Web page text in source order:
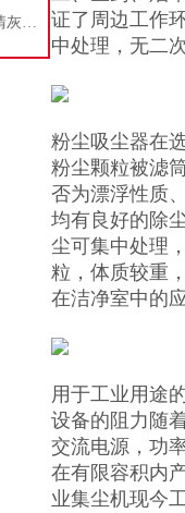
如何确定石墨粉尘除尘器的清灰速度？
证了周边工作
中处理，无二
粉尘吸尘器在
粉尘颗粒被滤
否为漂浮性质
均有良好的除
尘可集中处理
粒，体质较重
在洁净室中的
用于工业用途
设备的阻力随
交流电源，功
在有限容积内
业集尘机现今